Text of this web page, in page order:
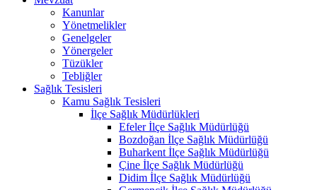
Kanunlar
Yönetmelikler
Genelgeler
Yönergeler
Tüzükler
Tebliğler
Sağlık Tesisleri
Kamu Sağlık Tesisleri
İlçe Sağlık Müdürlükleri
Efeler İlçe Sağlık Müdürlüğü
Bozdoğan İlçe Sağlık Müdürlüğü
Buharkent İlçe Sağlık Müdürlüğü
Çine İlçe Sağlık Müdürlüğü
Didim İlçe Sağlık Müdürlüğü